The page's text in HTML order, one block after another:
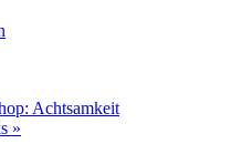
Achtsamkeit
»